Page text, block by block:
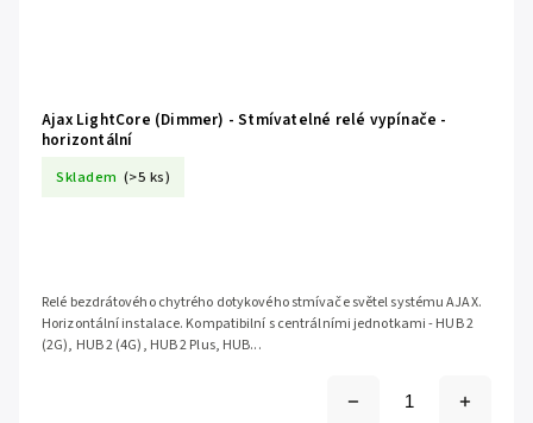
Ajax LightCore (Dimmer) - Stmívatelné relé vypínače -
horizontální
Skladem (>5 ks)
Relé bezdrátového chytrého dotykového stmívače světel systému AJAX.
Horizontální instalace. Kompatibilní s centrálními jednotkami - HUB 2
(2G), HUB 2 (4G), HUB 2 Plus, HUB...